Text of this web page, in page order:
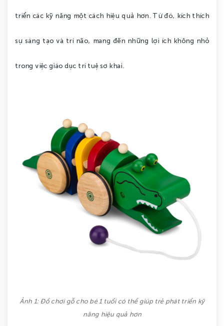
triển các kỹ năng một cách hiệu quả hơn. Từ đó, kích thích
sự sáng tạo và trí não, mang đến những lợi ích không nhỏ
trong việc giáo dục trí tuệ sơ khai.
Ảnh 1: Đồ chơi gỗ cho bé 1 tuổi có thể giúp trẻ phát triển kỹ
năng hiệu quả hơn